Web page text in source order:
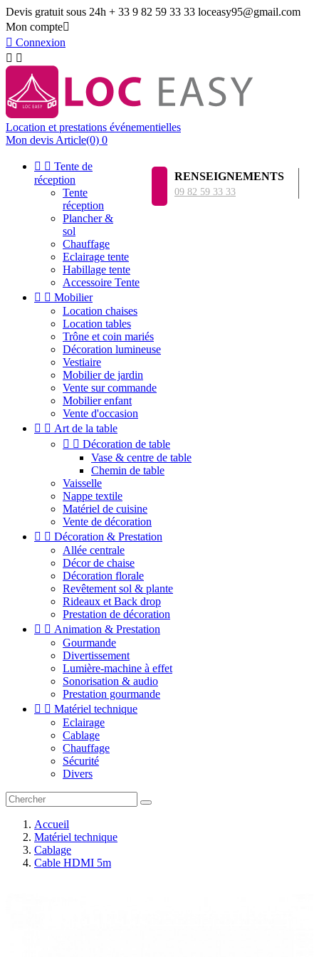
Devis gratuit sous 24h + 33 9 82 59 33 33 loceasy95@gmail.com
Mon compte
 Connexion
 
Location et prestations événementielles
Mon devis Article(0) 0
RENSEIGNEMENTS
09 82 59 33 33
  Tente de
réception
Tente
réception
Plancher &
sol
Chauffage
Eclairage tente
Habillage tente
Accessoire Tente
  Mobilier
Location chaises
Location tables
Trône et coin mariés
Décoration lumineuse
Vestiaire
Mobilier de jardin
Vente sur commande
Mobilier enfant
Vente d'occasion
  Art de la table
  Décoration de table
Vase & centre de table
Chemin de table
Vaisselle
Nappe textile
Matériel de cuisine
Vente de décoration
  Décoration & Prestation
Allée centrale
Décor de chaise
Décoration florale
Revêtement sol & plante
Rideaux et Back drop
Prestation de décoration
  Animation & Prestation
Gourmande
Divertissement
Lumière-machine à effet
Sonorisation & audio
Prestation gourmande
  Matériel technique
Eclairage
Cablage
Chauffage
Sécurité
Divers
Accueil
Matériel technique
Cablage
Cable HDMI 5m